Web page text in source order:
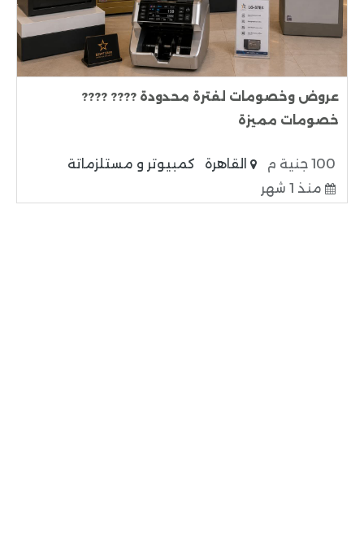
عروض وخصومات لفترة محدودة ???? ????
خصومات مميزة
100 جنية م القاهرة
كمبيوتر و مستلزماتة
منذ 1 شهر